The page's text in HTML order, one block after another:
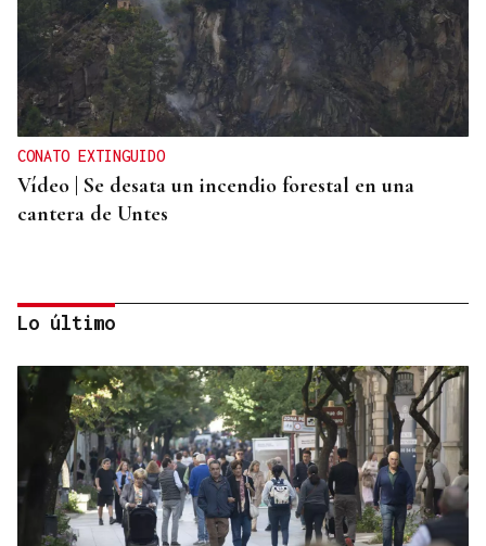
CONATO EXTINGUIDO
Vídeo | Se desata un incendio forestal en una
cantera de Untes
ENTREVISTA
Lo último